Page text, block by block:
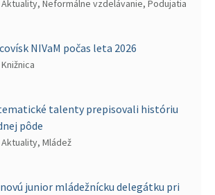
Aktuality, Neformálne vzdelávanie, Podujatia
NIVaM počas leta 2026
Knižnica
talenty prepisovali históriu
pôde
Aktuality, Mládež
junior mládežnícku delegátku pri